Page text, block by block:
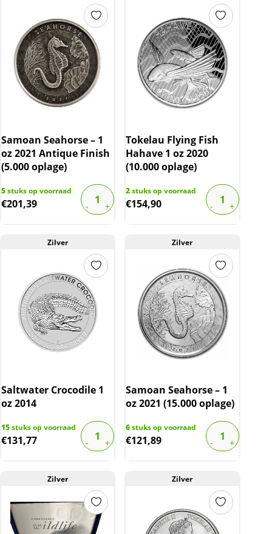
Samoan Seahorse – 1
oz 2021 Antique Finish
(5.000 oplage)
5stuks op voorraad
€201,39
Tokelau Flying Fish
Hahave 1 oz 2020
(10.000 oplage)
2stuks op voorraad
€154,90
Zilver
Saltwater Crocodile 1
oz 2014
15stuks op voorraad
€131,77
Zilver
Samoan Seahorse – 1
oz 2021 (15.000 oplage)
6stuks op voorraad
€121,89
Zilver Zilver